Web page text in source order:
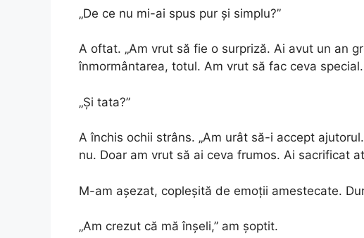
„De ce nu mi-ai spus pur și simplu?”
A oftat. „Am vrut să fie o surpriză. Ai avut un an
înmormântarea, totul. Am vrut să fac ceva
„Și tata?”
A închis ochii strâns. „Am urât să-i accept
nu. Doar am vrut să ai ceva frumos. Ai sacrificat
M-am așezat, copleșită de emoții amestecate.
„Am crezut că mă înșeli,” am șoptit.